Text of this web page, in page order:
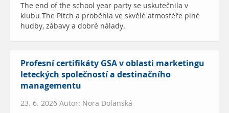
The end of the school year party se uskutečnila v
klubu The Pitch a proběhla ve skvělé atmosféře plné
hudby, zábavy a dobré nálady.
Profesní certifikáty GSA v oblasti marketingu
leteckých společností a destinačního
managementu
23. 6. 2026 Autor: Nora Dolanská